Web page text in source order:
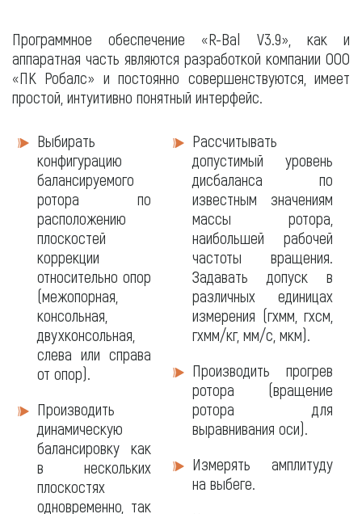
Программное обеспечение «R-Bal V3.9», как и
аппаратная часть являются разработкой компании ООО
«ПК Робалс» и постоянно совершенствуются, имеет
простой, интуитивно понятный интерфейс.
Программное
обеспечение
Выбирать
конфигурацию
балансируемого
ротора по
расположению
плоскостей
коррекции
относительно опор
(межопорная,
консольная,
двухконсольная,
слева или справа
от опор).
Производить
динамическую
балансировку как
в нескольких
плоскостях
одновременно, так
Рассчитывать
допустимый уровень
дисбаланса по
известным значениям
массы ротора,
наибольшей рабочей
частоты вращения.
Задавать допуск в
различных единицах
измерения (гхмм, гхсм,
гхмм/кг, мм/с, мкм).
Производить прогрев
ротора (вращение
ротора для
выравнивания оси).
Измерять амплитуду
на выбеге.